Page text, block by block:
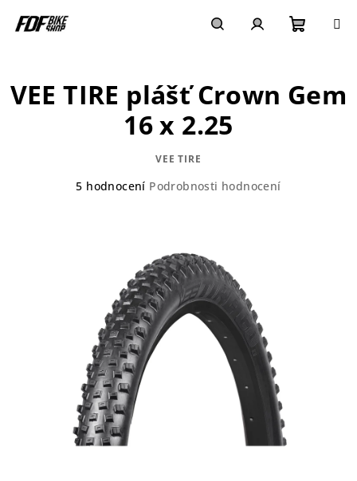
košík
VEE TIRE plášť Crown Gem
16 x 2.25
VEE TIRE
Průměrné
hvězdiček.
5 hodnocení Podrobnosti hodnocení